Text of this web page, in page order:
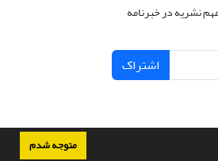
متوجه شدم
نشریه در خبرنامه
اشتراک